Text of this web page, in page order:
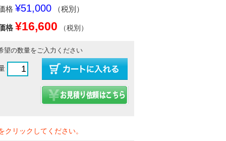
格 ¥51,000 （税別）
格 ¥16,600 （税別）
望の数量をご入力ください
リックしてください。